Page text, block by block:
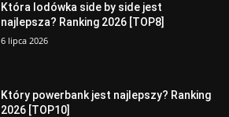
Która lodówka side by side jest
najlepsza? Ranking 2026 [TOP8]
6 lipca 2026
Który powerbank jest najlepszy? Ranking
2026 [TOP10]